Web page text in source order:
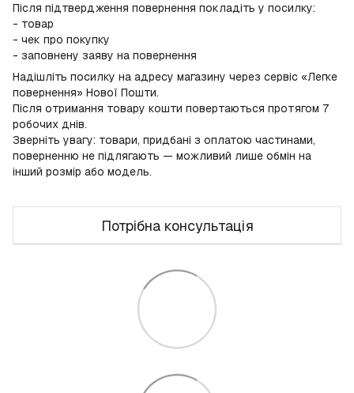
Після підтвердження повернення покладіть у посилку:
- товар
- чек про покупку
- заповнену заяву на повернення
Надішліть посилку на адресу магазину через сервіс «Легке
повернення» Нової Пошти.
Після отримання товару кошти повертаються протягом 7
робочих днів.
Зверніть увагу: товари, придбані з оплатою частинами,
поверненню не підлягають — можливий лише обмін на
інший розмір або модель.
Потрібна консультація